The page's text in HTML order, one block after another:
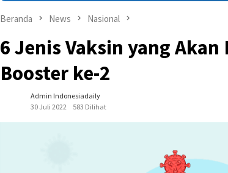
Beranda News Nasional
6 Jenis Vaksin yang
Booster ke-2
Admin Indonesiadaily
30 Juli 2022
583 Dilihat